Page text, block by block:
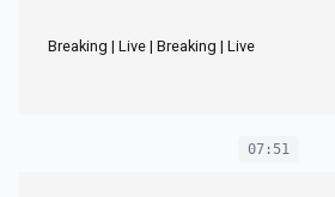
Breaking | Live | Breaking | Live
07:51